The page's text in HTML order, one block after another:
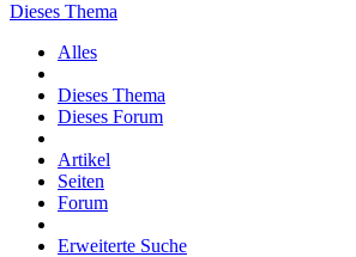
Dieses Thema
Alles
Dieses Thema
Dieses Forum
Artikel
Seiten
Forum
Erweiterte Suche